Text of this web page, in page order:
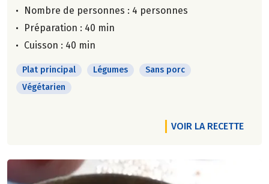
Nombre de personnes : 4 personnes
Préparation : 40 min
Cuisson : 40 min
Plat principal Légumes
Sans porc
Végétarien
VOIR LA RECETTE